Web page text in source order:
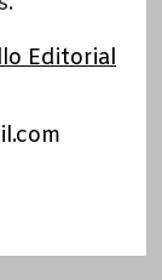
Editorial